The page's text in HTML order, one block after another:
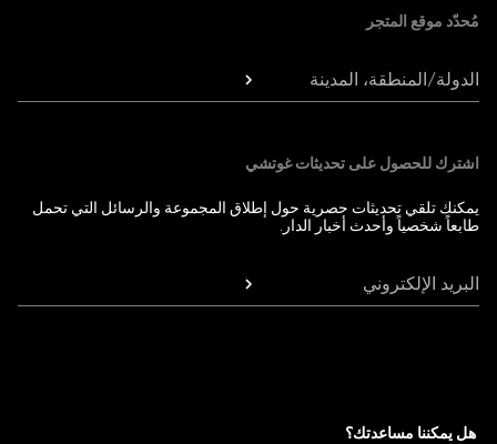
مُحدّد موقع المتجر
الدولة/المنطقة، المدينة
اشترك للحصول على تحديثات غوتشي
يمكنك تلقي تحديثات حصرية حول إطلاق المجموعة والرسائل التي تحمل
طابعاً شخصياً وأحدث أخبار الدار.
البريد الإلكتروني
هل يمكننا مساعدتك؟